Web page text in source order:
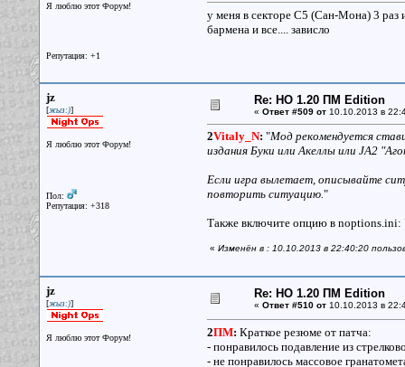
Я люблю этот Форум!
Репутация: +1
у меня в секторе С5 (Сан-Мона) 3 раз
бармена и все.... зависло
jz
[жыз:)]
Я люблю этот Форум!
Пол:
Репутация: +318
Re: НО 1.20 ПМ Edition
« Ответ #509 от10.10.2013 в
2Vitaly_N: "Мод рекомендуется
издания Буки или Акеллы или JA2
Если игра вылетает, описывайте
повторить ситуацию."
Также включите опцию в noptions.ini:
« Изменён в : 10.10.2013 в 22:40:20
jz
[жыз:)]
Я люблю этот Форум!
Re: НО 1.20 ПМ Edition
« Ответ #510 от10.10.2013 в
2ПМ: Краткое резюме от патча:
- понравилось подавление из
- не понравилось массовое